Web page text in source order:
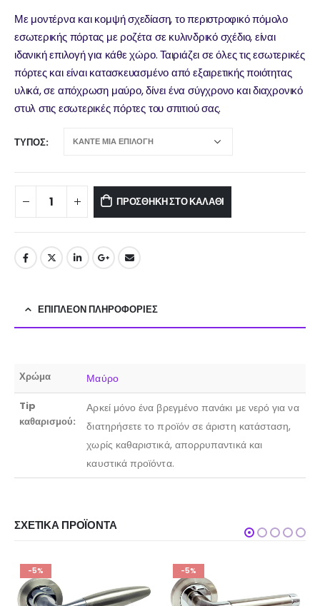
Με μοντέρνα και κομψή σχεδίαση, το περιστροφικό πόμολο
εσωτερικής πόρτας με ροζέτα σε κυλινδρικό σχέδιο, είναι
ιδανική επιλογή για κάθε χώρο. Ταιριάζει σε όλες τις εσωτερικές
πόρτες και είναι κατασκευασμένο από εξαιρετικής ποιότητας
υλικά, σε απόχρωση μαύρο, δίνει ένα σύγχρονο και διαχρονικό
στυλ στις εσωτερικές πόρτες του σπιτιού σας.
ΤΎΠΟΣ
ΠΡΟΣΘΉΚΗ ΣΤΟ ΚΑΛΆΘΙ
ΕΠΙΠΛΈΟΝ ΠΛΗΡΟΦΟΡΊΕΣ
Χρώμα Μαύρο
Tip
καθαρισμού:
Αρκεί μόνο ένα βρεγμένο πανάκι με νερό για να
διατηρήσετε το προϊόν σε άριστη κατάσταση,
χωρίς καθαριστικά, απορρυπαντικά και
καυστικά προϊόντα.
ΣΧΕΤΙΚΆ ΠΡΟΪΌΝΤΑ
-5% -5%